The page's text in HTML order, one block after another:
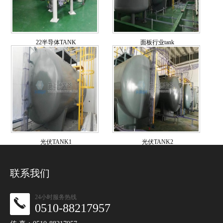
22半导体TANK 面板行业tank
光伏TANK1 光伏TANK2
联系我们
24小时服务热线
0510-88217957